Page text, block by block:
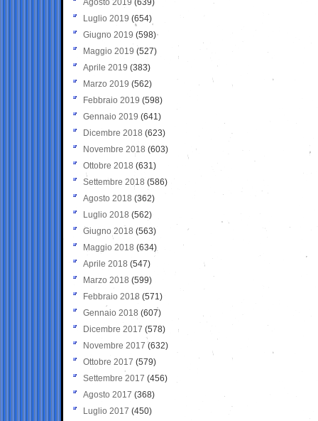
Agosto 2019 (639)
Luglio 2019 (654)
Giugno 2019 (598)
Maggio 2019 (527)
Aprile 2019 (383)
Marzo 2019 (562)
Febbraio 2019 (598)
Gennaio 2019 (641)
Dicembre 2018 (623)
Novembre 2018 (603)
Ottobre 2018 (631)
Settembre 2018 (586)
Agosto 2018 (362)
Luglio 2018 (562)
Giugno 2018 (563)
Maggio 2018 (634)
Aprile 2018 (547)
Marzo 2018 (599)
Febbraio 2018 (571)
Gennaio 2018 (607)
Dicembre 2017 (578)
Novembre 2017 (632)
Ottobre 2017 (579)
Settembre 2017 (456)
Agosto 2017 (368)
Luglio 2017 (450)